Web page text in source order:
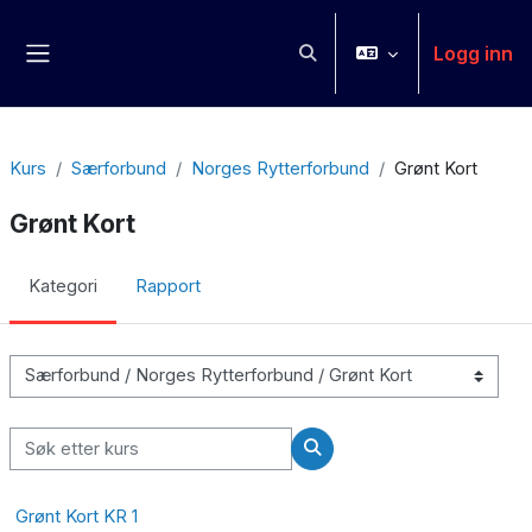
Veksle inndata for søkLogg inn
Kurs Særforbund Norges Rytterforbund Grønt Kort
Grønt Kort
Kategori Rapport
Kurskategorier
Søk etter kurs
Søk etter kurs
Grønt Kort KR 1